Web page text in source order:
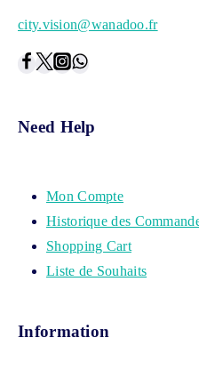
city.vision@wanadoo.fr
Need Help
Mon Compte
Historique des
Shopping Cart
Liste de Souhaits
Information